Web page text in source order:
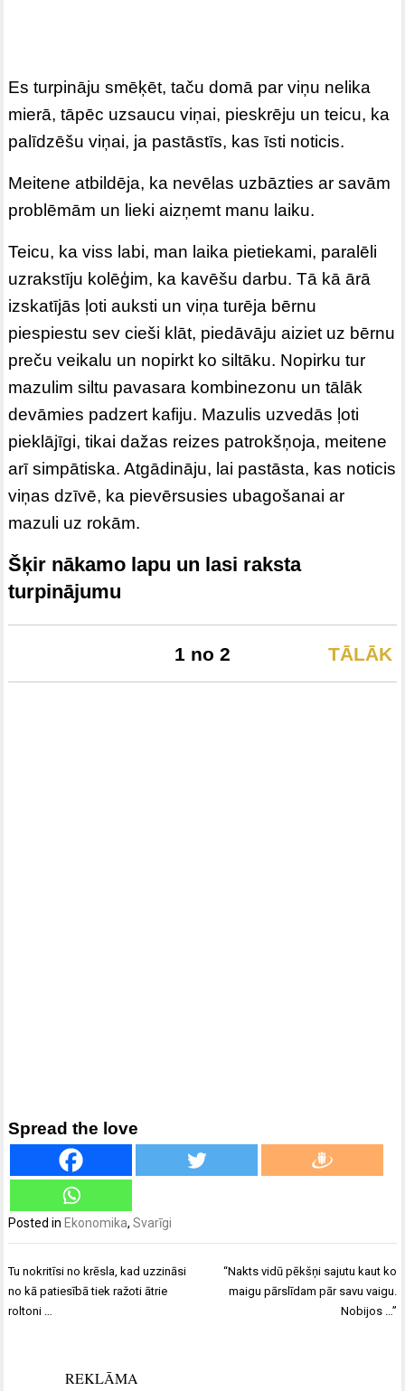
Es turpināju smēķēt, taču domā par viņu nelika
mierā, tāpēc uzsaucu viņai, pieskrēju un teicu, ka
palīdzēšu viņai, ja pastāstīs, kas īsti noticis.
Meitene atbildēja, ka nevēlas uzbāzties ar savām
problēmām un lieki aizņemt manu laiku.
Teicu, ka viss labi, man laika pietiekami, paralēli
uzrakstīju kolēģim, ka kavēšu darbu. Tā kā ārā
izskatījās ļoti auksti un viņa turēja bērnu
piespiestu sev cieši klāt, piedāvāju aiziet uz bērnu
preču veikalu un nopirkt ko siltāku. Nopirku tur
mazulim siltu pavasara kombinezonu un tālāk
devāmies padzert kafiju. Mazulis uzvedās ļoti
pieklājīgi, tikai dažas reizes patrokšņoja, meitene
arī simpātiska. Atgādināju, lai pastāsta, kas noticis
viņas dzīvē, ka pievērsusies ubagošanai ar
mazuli uz rokām.
Šķir nākamo lapu un lasi raksta
turpinājumu
TĀLĀK
1 no 2
Spread the love
Posted in Ekonomika,Svarīgi
Ziņu
izvēlne
Tu nokritīsi no krēsla, kad uzzināsi
no kā patiesībā tiek ražoti ātrie
roltoni …
“Nakts vidū pēkšņi sajutu kaut ko
maigu pārslīdam pār savu vaigu.
Nobijos …”
REKLĀMA